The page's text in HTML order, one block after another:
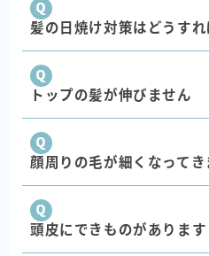
髪の日焼け対策はどうすれ
トップの髪が伸びません
顔周りの毛が細くなってき
頭皮にできものがあります